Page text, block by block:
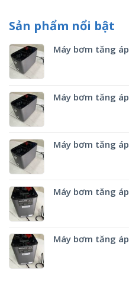
Sản phẩm nổi bật
Máy bơm tăng
Máy bơm tăng
Máy bơm tăng
Máy bơm tăng
Máy bơm tăng